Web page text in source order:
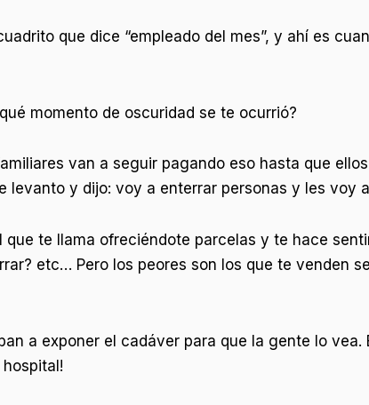
que dice “empleado del mes”, y ahí es
momento de oscuridad se te ocurrió?
van a seguir pagando eso hasta que
levanto y dijo: voy a enterrar personas y les voy
te llama ofreciéndote parcelas y te hace
etc… Pero los peores son los que te venden
a exponer el cadáver para que la gente lo